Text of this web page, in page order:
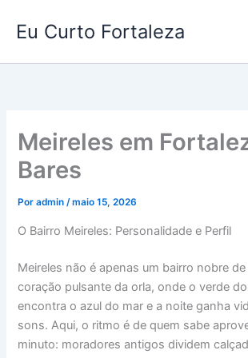
para
conteúdo
Eu Curto Fortaleza
Meireles em
Bares
Poradmin/maio 15, 2026
O Bairro Meireles: Personalidade e Perfil
Meireles não é apenas um bairro nobre
coração pulsante da orla, onde o verde
encontra o azul do mar e a noite ganha
sons. Aqui, o ritmo é de quem sabe
minuto: moradores antigos dividem